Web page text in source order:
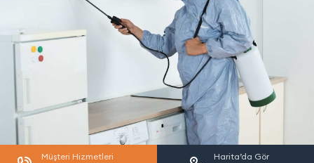
Müşteri Hizmetleri Harita’da Gör